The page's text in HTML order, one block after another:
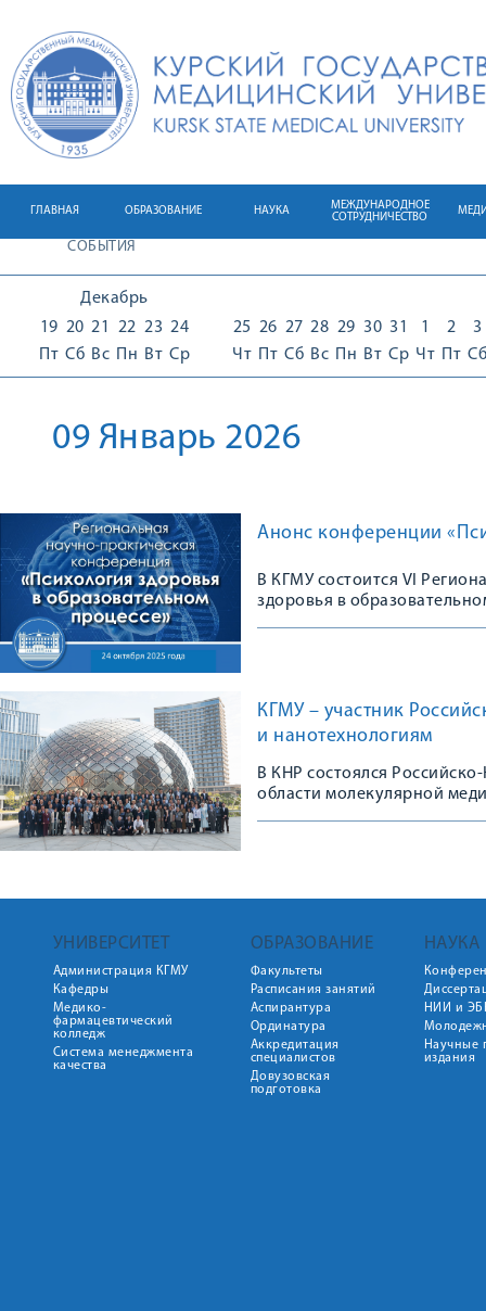
ГЛАВНАЯ ОБРАЗОВАНИЕ НАУКА
МЕЖДУНАРОДНОЕ
СОТРУДНИЧЕСТВО
СОБЫТИЯ
Декабрь
19
Пт
20
Сб
21
Вс
22
Пн
23
Вт
24
Ср
25
Чт
26
Пт
27
Сб
28
Вс
29
Пн
30
Вт
31
Ср
1
Чт
2
Пт
3
Сб
09 Январь 2026
Анонс конференции
В КГМУ состоится VI
здоровья в
КГМУ – участник
и нанотехнологиям
В КНР состоялся
области молекулярной
УНИВЕРСИТЕТ
Администрация КГМУ
Кафедры
Медико-
фармацевтический
колледж
Система менеджмента
качества
ОБРАЗОВАНИЕ
Факультеты
Расписания занятий
Аспирантура
Ординатура
Аккредитация
специалистов
Довузовская
подготовка
НАУКА
НИИ и
Научные
издания